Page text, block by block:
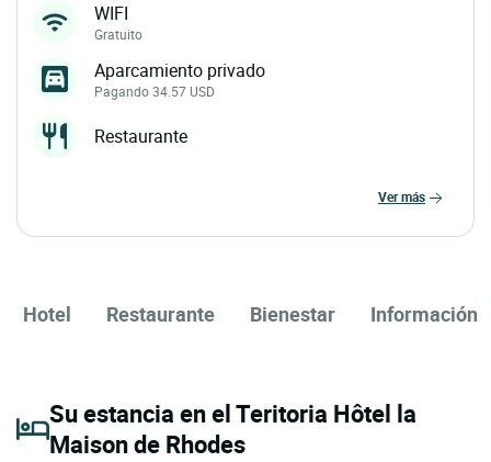
WIFI
Gratuito
Aparcamiento privado
Pagando 34.57 USD
Restaurante
ver más
Hotel Restaurante Bienestar Información
Su estancia en el Teritoria Hôtel la
Maison de Rhodes